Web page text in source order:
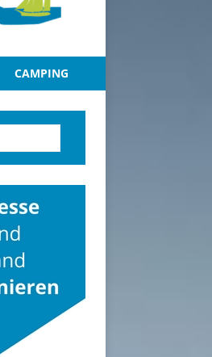
CAMPING